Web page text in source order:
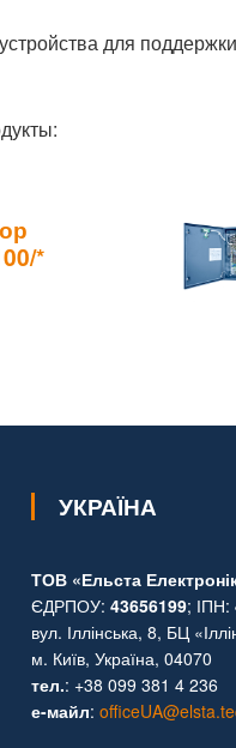
для
*
УКРАЇНА
ТОВ «Ельста
ЄДРПОУ: 43656199; ІПН:
вул. Іллінська, 8, БЦ
м. Київ, Україна, 04070
тел.: +38 099 381 4 236
е-майл: